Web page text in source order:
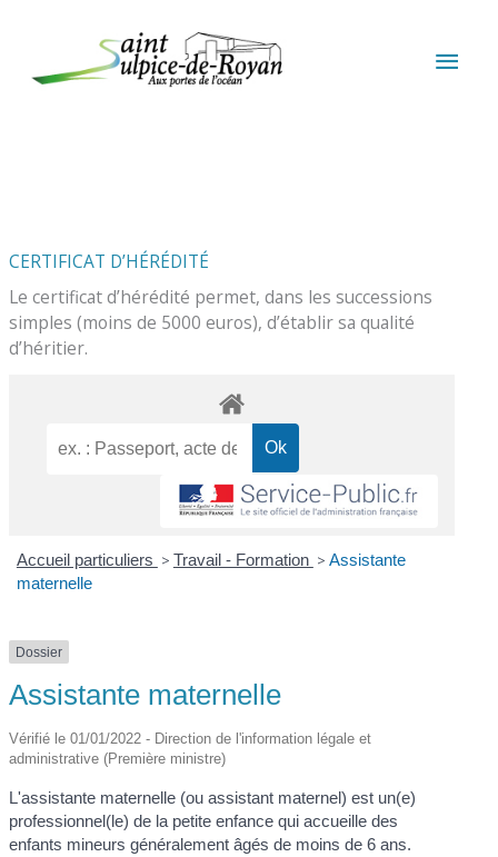
CERTIFICAT D’HÉRÉDITÉ
Le certificat d’hérédité permet, dans les successions
simples (moins de 5000 euros), d’établir sa qualité
d’héritier.
Accueil particuliers > Travail - Formation > Assistante
maternelle
Dossier
Assistante maternelle
Vérifié le 01/01/2022 - Direction de l'information légale et
administrative (Première ministre)
L'assistante maternelle (ou assistant maternel) est un(e)
professionnel(le) de la petite enfance qui accueille des
enfants mineurs généralement âgés de moins de 6 ans.